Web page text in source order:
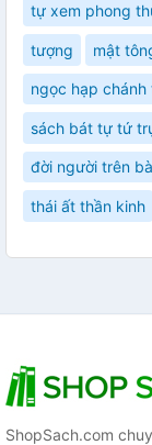
tự xem phong
tượng mật
ngọc hạp chánh
sách bát tự tứ
đời người trên
thái ất thần kinh
ShopSach.com